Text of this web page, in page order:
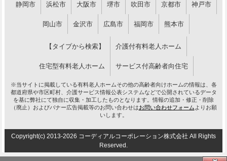
静岡市 浜松市 大阪市 堺市 吹田市 京都市 神戸市
岡山市 金沢市 広島市 福岡市 熊本市
【タイプから検索】 介護付有料老人ホーム
住宅型有料老人ホーム サービス付高齢者向住宅
※当サイトに掲載している有料老人ホームその他の高齢者向けホームの情報は、各
都道府県や市区町村、介護サービス情報公表システムなどで公開されているデータ
を基に弊社にて独自に収集・加工したものとなります。情報の追加・修正・削除
（廃止）およびバナー広告掲載等のお問い合わせはお問い合わせフォームよりお願
いします。
Copyright(c) 2013-2026 コーディアルコーポレーション株式会社 All Rights
Reserved.